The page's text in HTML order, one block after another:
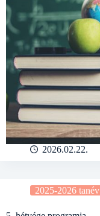
2026.02.22.
2025-2026 tanév